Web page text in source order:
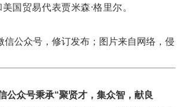
国贸易代表贾米森·格里尔。
信公众号，修订发布； 图片来自网络，侵
公众号秉承“聚贤才，集众智，献良